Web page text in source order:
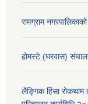
रामग्राम
होमस्टे (घरवास)
लैङ्गिक हिंसा